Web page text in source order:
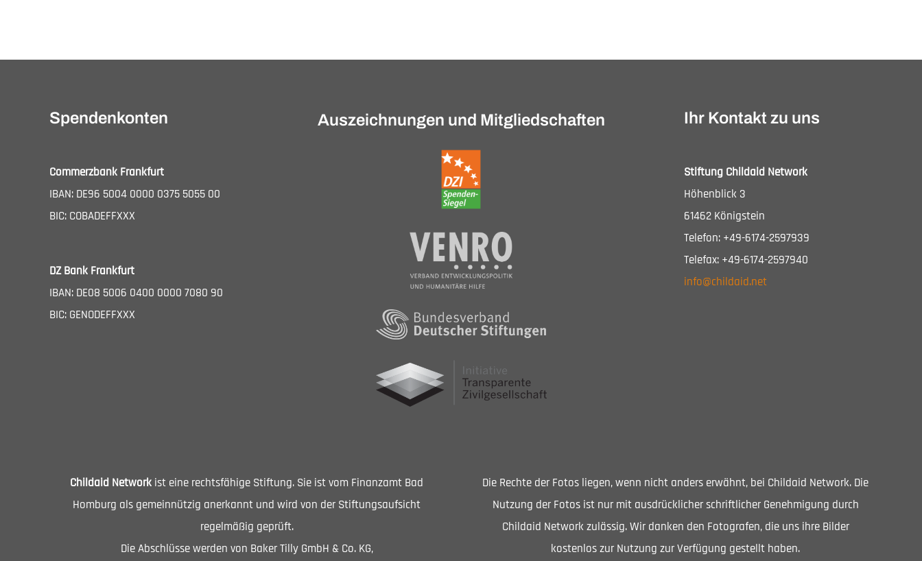
Navigation
Spendenkonten
Commerzbank Frankfurt
IBAN: DE96 5004 0000 0375 5055 00
BIC: COBADEFFXXX
DZ Bank Frankfurt
IBAN: DE08 5006 0400 0000 7080 90
BIC: GENODEFFXXX
Auszeichnungen und Mitgliedschaften Ihr Kontakt zu uns
Stiftung Childaid Network
Höhenblick 3
61462 Königstein
Telefon: +49-6174-2597939
Telefax: +49-6174-2597940
info@childaid.net
Childaid Network ist eine rechtsfähige Stiftung. Sie ist vom Finanzamt Bad
Homburg als gemeinnützig anerkannt und wird von der Stiftungsaufsicht
regelmäßig geprüft.
Die Abschlüsse werden von Baker Tilly GmbH & Co. KG,
Die Rechte der Fotos liegen, wenn nicht anders erwähnt, bei Childaid Network. Die
Nutzung der Fotos ist nur mit ausdrücklicher schriftlicher Genehmigung durch
Childaid Network zulässig. Wir danken den Fotografen, die uns ihre Bilder
kostenlos zur Nutzung zur Verfügung gestellt haben.